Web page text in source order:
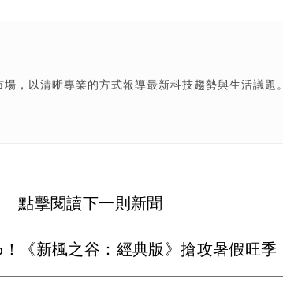
，以清晰專業的方式報導最新科技趨勢與生活議題。
點擊閱讀下一則新聞
《新楓之谷：經典版》搶攻暑假旺季